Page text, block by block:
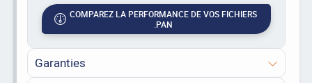
COMPAREZ LA PERFORMANCE DE VOS FICHIERS
.PAN
Garanties